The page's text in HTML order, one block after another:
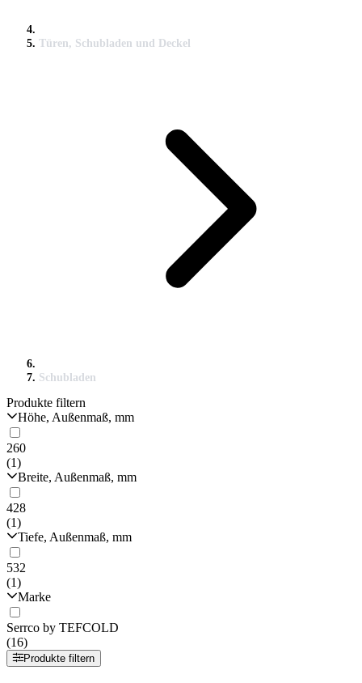
Türen, Schubladen und Deckel
Schubladen
Produkte filtern
Höhe, Außenmaß, mm
260
(1)
Breite, Außenmaß, mm
428
(1)
Tiefe, Außenmaß, mm
532
(1)
Marke
Serrco by TEFCOLD
(16)
Produkte filtern